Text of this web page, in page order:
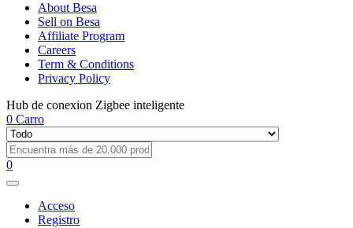
About Besa
Sell on Besa
Affiliate Program
Careers
Term & Conditions
Privacy Policy
Hub de conexion Zigbee inteligente
0 Carro
0
Acceso
Registro